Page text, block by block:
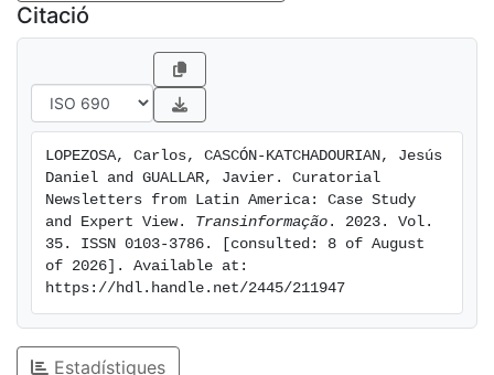
se confirma, entre otras cosas, la importancia de la
newsletter como uno de los productos informativos
más respetados por los lectores, y su valor
estratégico para creadores independientes y medios
de comunicación.
Citació
LOPEZOSA, Carlos, CASCÓN-KATCHADOURIAN, Jesús
Daniel and GUALLAR, Javier. Curatorial
Newsletters from Latin America: Case Study
and Expert View. Transinformação . 2023. Vol.
35. ISSN 0103-3786. [consulted: 8 of August
of 2026]. Available at:
https://hdl.handle.net/2445/211947
Estadístiques